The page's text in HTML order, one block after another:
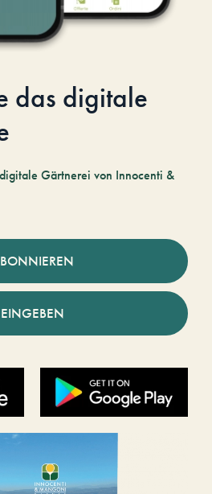
das digitale
Gärtnerei von Innocenti &
EINGEBEN